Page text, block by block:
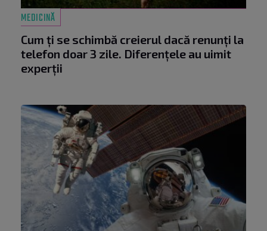
MEDICINĂ
Cum ți se schimbă creierul dacă renunți la
telefon doar 3 zile. Diferențele au uimit
experții